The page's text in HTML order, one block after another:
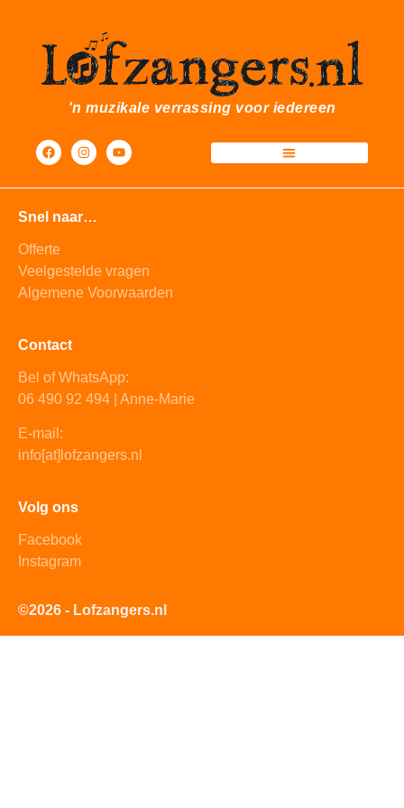
'n muzikale verrassing voor iedereen
Snel naar…
Offerte
Veelgestelde vragen
Algemene Voorwaarden
Contact
Bel of WhatsApp:
06 490 92 494 | Anne-Marie
E-mail:
info[at]lofzangers.nl
Volg ons
Facebook
Instagram
©2026 - Lofzangers.nl